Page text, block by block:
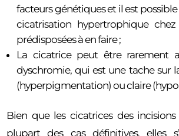
facteurs génétiques et il est possible
cicatrisation hypertrophique chez
prédisposées à en faire ;
La cicatrice peut être rarement
dyschromie, qui est une tache sur
(hyperpigmentation) ou claire
Bien que les cicatrices des
plupart des cas définitives, elles